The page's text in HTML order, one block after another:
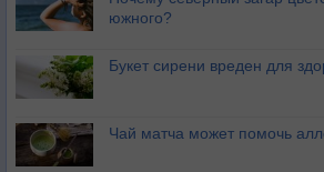
южного?
Букет сирени вреден для
Чай матча может помочь